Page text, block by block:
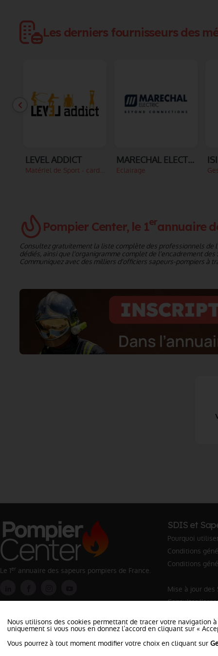
Les derniers fournisseurs des
LEVEL ADDICT
Matériel de Sport - cardio
MARECHAL ELECTRIC
Eclairage
Pompier Center, le 1erannuaire
Consultez gratuitement la liste complète des professionnels
dédiés, ainsi que l'organigramme complet de l'encadrement
Communiquez avec des milliers d'officiers sapeurs-pompiers à
Le 1er annuaire des sapeurs pompiers de France.
SDIS et
Pourquoi
Conditions
Conditions
Mise à jour des
Consulter
Nous utilisons des cookies permettant de tracer votre navigation à
uniquement si vous nous en donnez l’accord en cliquant sur «
Vous pourrez à tout moment modifier votre choix en cliquant sur